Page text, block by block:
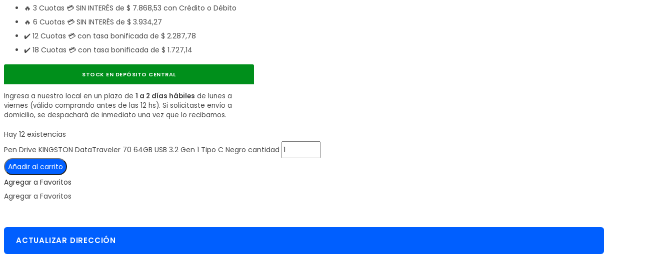
🔥 3 Cuotas 💳 SIN INTERÉS de $ 7.868,53 con Crédito o Débito
🔥 6 Cuotas 💳 SIN INTERÉS de $ 3.934,27
✔️ 12 Cuotas 💳 con tasa bonificada de $ 2.287,78
✔️ 18 Cuotas 💳 con tasa bonificada de $ 1.727,14
STOCK EN DEPÓSITO CENTRAL
Ingresa a nuestro local en un plazo de 1 a 2 días hábiles de lunes a
viernes (válido comprando antes de las 12 hs). Si solicitaste envío a
domicilio, se despachará de inmediato una vez que lo recibamos.
Hay 12 existencias
Pen Drive KINGSTON DataTraveler 70 64GB USB 3.2 Gen 1 Tipo C Negro cantidad
Añadir al carrito
Agregar a Favoritos
Agregar a Favoritos
ACTUALIZAR DIRECCIÓN